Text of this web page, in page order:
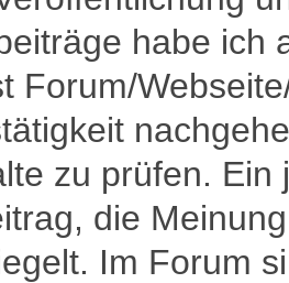
habe ich
Forum/
zu prüfen.
die
Im Forum